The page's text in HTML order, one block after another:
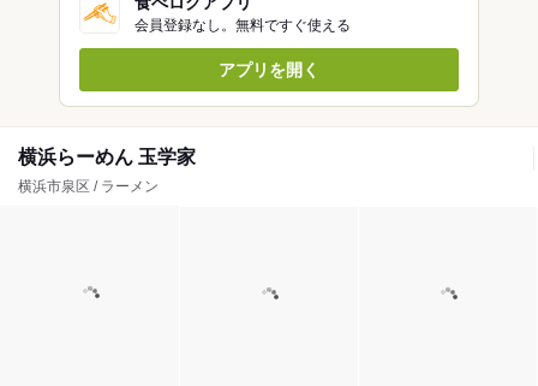
会員登録なし。無料ですぐ使える
アプリを開く
横浜らーめん 玉学家
横浜市泉区 / ラーメン